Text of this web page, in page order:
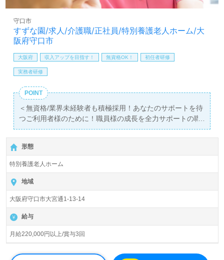
相談可能です。転職相談、求人紹介、年収交渉など完全無
あり！＞"転職支援"のプロと一緒に転職活動！お問い合わ
せお待ちしております。
すずな園/求人/介護職/正社員/特別養護老人ホーム/大
阪府守口市
守口市
大阪府 収入アップを目指す！ 無資格OK！ 初任者研修
実務者研修
POINT
＜無資格/業界未経験者も積極採用！あなたのサポートを待
つご利用者様のために！職員様の成長を全力サポートの職
場！＞
◎介護職/正社員募集◎【月給220,000円以上/賞与3回】
『守口市駅』徒歩10分。
入居定員29名（ユニット型/個室）『地域密着型特別養護老
人ホームすずな園』社会福祉法人柏清会（本部：大阪府守
口市）様の運営です。守口市を中心に特別養護老人ホー
ム、デイサービス、ケアハウス、居宅介護支援事業所を展
開されています。
◎ご自宅と変わりない家庭的な雰囲気で『居心地の良さと
安心感の提供』を実現されている事業所様！◎
看護助手や介護職経験のある方はもちろん、これから介護
形態
特別養護老人ホーム
地域
大阪府守口市大宮通1-13-14
給与
月給220,000円以上/賞与3回